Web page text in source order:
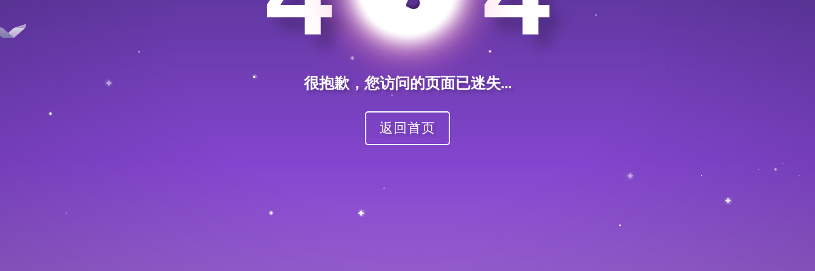
很抱歉，您访问的页面已迷失...
返回首页